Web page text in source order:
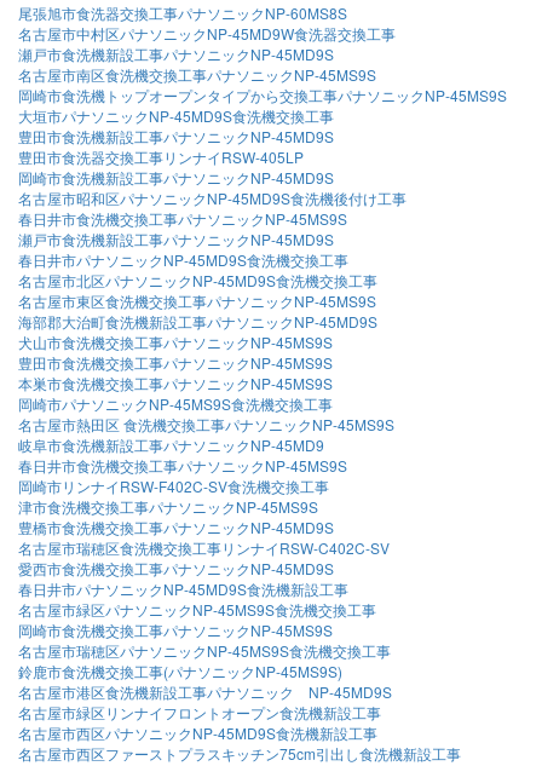
尾張旭市食洗器交換工事パナソニックNP-60MS8S
名古屋市中村区パナソニックNP-45MD9W食洗器交換工事
瀬戸市食洗機新設工事パナソニックNP-45MD9S
名古屋市南区食洗機交換工事パナソニックNP-45MS9S
岡崎市食洗機トップオープンタイプから交換工事パナソニックNP-45MS9S
大垣市パナソニックNP-45MD9S食洗機交換工事
豊田市食洗機新設工事パナソニックNP-45MD9S
豊田市食洗器交換工事リンナイRSW-405LP
岡崎市食洗機新設工事パナソニックNP-45MD9S
名古屋市昭和区パナソニックNP-45MD9S食洗機後付け工事
春日井市食洗機交換工事パナソニックNP-45MS9S
瀬戸市食洗機新設工事パナソニックNP-45MD9S
春日井市パナソニックNP-45MD9S食洗機交換工事
名古屋市北区パナソニックNP-45MD9S食洗機交換工事
名古屋市東区食洗機交換工事パナソニックNP-45MS9S
海部郡大治町食洗機新設工事パナソニックNP-45MD9S
犬山市食洗機交換工事パナソニックNP-45MS9S
豊田市食洗機交換工事パナソニックNP-45MS9S
本巣市食洗機交換工事パナソニックNP-45MS9S
岡崎市パナソニックNP-45MS9S食洗機交換工事
名古屋市熱田区 食洗機交換工事パナソニックNP-45MS9S
岐阜市食洗機新設工事パナソニックNP-45MD9
春日井市食洗機交換工事パナソニックNP-45MS9S
岡崎市リンナイRSW-F402C-SV食洗機交換工事
津市食洗機交換工事パナソニックNP-45MS9S
豊橋市食洗機交換工事パナソニックNP-45MD9S
名古屋市瑞穂区食洗機交換工事リンナイRSW-C402C-SV
愛西市食洗機交換工事パナソニックNP-45MD9S
春日井市パナソニックNP-45MD9S食洗機新設工事
名古屋市緑区パナソニックNP-45MS9S食洗機交換工事
岡崎市食洗機交換工事パナソニックNP-45MS9S
名古屋市瑞穂区パナソニックNP-45MS9S食洗機交換工事
鈴鹿市食洗機交換工事(パナソニックNP-45MS9S)
名古屋市港区食洗機新設工事パナソニック NP-45MD9S
名古屋市緑区リンナイフロントオープン食洗機新設工事
名古屋市西区パナソニックNP-45MD9S食洗機新設工事
名古屋市西区ファーストプラスキッチン75cm引出し食洗機新設工事